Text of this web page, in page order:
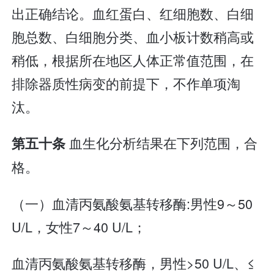
出正确结论。血红蛋白、红细胞数、白细
胞总数、白细胞分类、血小板计数稍高或
稍低，根据所在地区人体正常值范围，在
排除器质性病变的前提下，不作单项淘
汰。
第五十条血生化分析结果在下列范围，合
格。
（一）血清丙氨酸氨基转移酶:男性9～50
U/L，女性7～40 U/L；
血清丙氨酸氨基转移酶，男性>50 U/L、≤